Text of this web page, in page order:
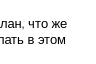
что же
в этом